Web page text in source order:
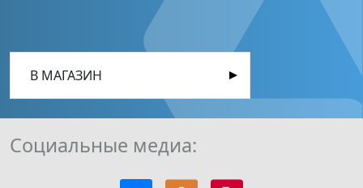
В МАГАЗИН
Социальные медиа: